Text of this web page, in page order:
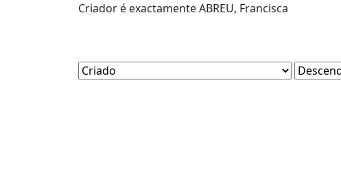
Criador é exactamenteABREU, Francisca